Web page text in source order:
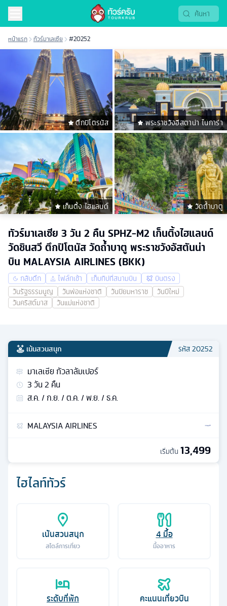
หน้าแรก ทัวร์มาเลเซีย #20252
ตึกปิโตรนัส พระราชวังอีสตาน่า ไนการ่า
เก็นติ้ง ไฮแลนด์ วัดถํ้าบาตู
ทัวร์มาเลเซีย 3 วัน 2 คืน SPHZ-M2 เก็นติ้งไฮแลนด์
วัดชินสวี ตึกปิโตนัส วัดถ้ำบาตู พระราชวังอัสตันน่า
บิน MALAYSIA AIRLINES (BKK)
กลับดึก ไฟล์ทเช้า เก็บทิปที่สนามบิน
บินตรง
วันรัฐธรรมนูญ
วันพ่อแห่งชาติ วันปิยมหาราช
วันปีใหม่
วันคริสต์มาส
วันแม่แห่งชาติ
ไฮไลท์ทัวร์
เน้นสวนสนุก
สไตล์การเที่ยว
4 มื้อ
มื้ออาหาร
ระดับที่พัก คะแนนเที่ยวบิน
เน้นสวนสนุก รหัส20252
มาเลเซีย กัวลาลัมเปอร์
3วัน2 คืน
ส.ค. / ก.ย. / ต.ค. / พ.ย. / ธ.ค.
MALAYSIA AIRLINES
เริ่มต้น 13,499